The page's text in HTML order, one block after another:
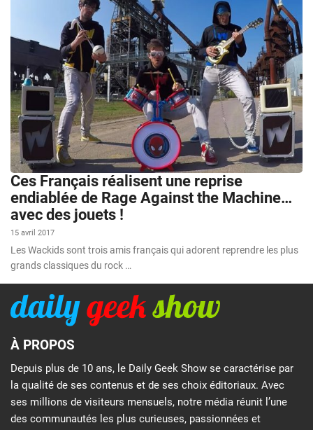
Ces Français réalisent une reprise
endiablée de Rage Against the Machine…
avec des jouets !
15 avril 2017
Les Wackids sont trois amis français qui adorent reprendre les plus
grands classiques du rock …
À PROPOS
Depuis plus de 10 ans, le Daily Geek Show se caractérise par
la qualité de ses contenus et de ses choix éditoriaux. Avec
ses millions de visiteurs mensuels, notre média réunit l’une
des communautés les plus curieuses, passionnées et